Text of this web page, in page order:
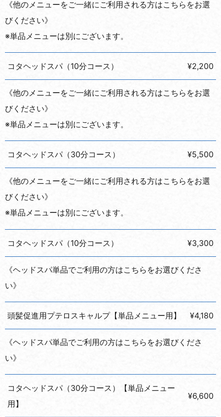
《他のメニューをご一緒にご利用される方はこちらをお選
びください》
※単品メニューは別にございます。
コタヘッドスパ（10分コース） ¥2,200
《他のメニューをご一緒にご利用される方はこちらをお選
びください》
※単品メニューは別にございます。
コタヘッドスパ（30分コース） ¥5,500
《他のメニューをご一緒にご利用される方はこちらをお選
びください》
※単品メニューは別にございます。
コタヘッドスパ（10分コース） ¥3,300
《ヘッドスパ単品でご利用の方はこちらをお選びくださ
い》
頭髪促進用プテロスキャルプ【単品メニュー用】 ¥4,180
《ヘッドスパ単品でご利用の方はこちらをお選びくださ
い》
コタヘッドスパ（30分コース）【単品メニュー
用】
¥6,600